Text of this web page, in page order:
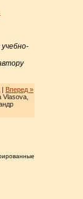
| Вперед »